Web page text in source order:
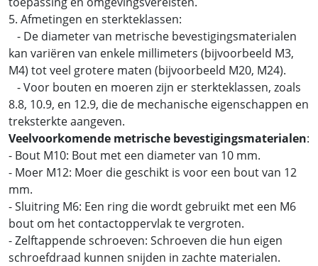
5. Afmetingen en sterkteklassen:
- De diameter van metrische bevestigingsmaterialen
kan variëren van enkele millimeters (bijvoorbeeld M3,
M4) tot veel grotere maten (bijvoorbeeld M20, M24).
- Voor bouten en moeren zijn er sterkteklassen, zoals
8.8, 10.9, en 12.9, die de mechanische eigenschappen en
treksterkte aangeven.
Veelvoorkomende metrische bevestigingsmaterialen:
- Bout M10: Bout met een diameter van 10 mm.
- Moer M12: Moer die geschikt is voor een bout van 12
mm.
- Sluitring M6: Een ring die wordt gebruikt met een M6
bout om het contactoppervlak te vergroten.
- Zelftappende schroeven: Schroeven die hun eigen
schroefdraad kunnen snijden in zachte materialen.